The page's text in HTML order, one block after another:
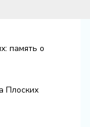
память о
Плоских